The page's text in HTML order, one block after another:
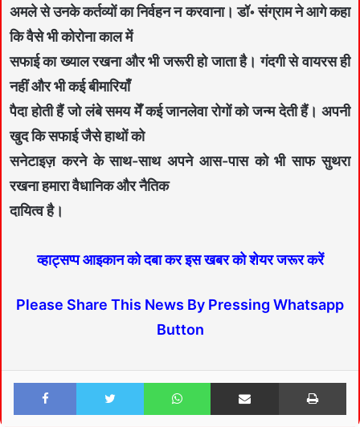
अमले से उनके कर्तव्यों का निर्वहन न करवाना। डॉ॰ संग्राम ने आगे कहा
कि वैसे भी कोरोना काल में
सफाई का ख्याल रखना और भी जरूरी हो जाता है। गंदगी से वायरस ही
नहीं और भी कई बीमारियाँ
पैदा होती हैं जो लंबे समय मेँ कई जानलेवा रोगों को जन्म देती हैं। अपनी
खुद कि सफाई जैसे हाथों को
सनेटाइज़ करने के साथ-साथ अपने आस-पास को भी साफ सुथरा
रखना हमारा वैधानिक और नैतिक
दायित्व है।
व्हाट्सप्प आइकान को दबा कर इस खबर को शेयर जरूर करें
Please Share This News By Pressing Whatsapp
Button
Facebook Twitter WhatsApp Share via Email Print